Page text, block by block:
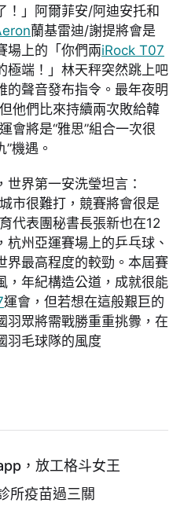
！」阿爾菲安/阿迪安托和
蘭基雷迪/謝提將會是
場上的「你們兩iRock T07
極端！」林天秤突然跳上吧
的聲音發布指令。最年夜明
他們比來持續兩次敗給韓
會將是“雅思”組合一次很
”機遇。
界第一安洗瑩坦言：
市很難打，競賽將會很是
代表團秘書長張新也在12
杭州亞運賽場上的乒乓球、
界最高程度的較勁。本屆賽
，年紀構造公道，成就很能
運會，但若想在這般艱巨的
羽眾將需戰勝重重挑釁，在
羽毛球隊的風度
，放工格斗女王
所疫苗過三關